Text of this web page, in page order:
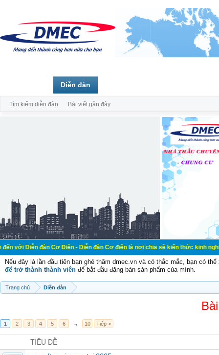
đàn Cơ Điện - Diễn đàn Cơ điện là nơi chia sẽ kiến thức kinh nghiệm
Nếu đây là lần đầu tiên bạn ghé thăm dmec.vn và có thắc mắc, bạn có
để trở thành thành viên để bắt đầu đăng bán sản phẩm của mình.
Trang chủ Diễn đàn
1 2 3 4 5 6 → 10 Tiếp >
TIÊU ĐỀ
Diễn đàn
Tìm kiếm diễn đàn Bài viết gần đây